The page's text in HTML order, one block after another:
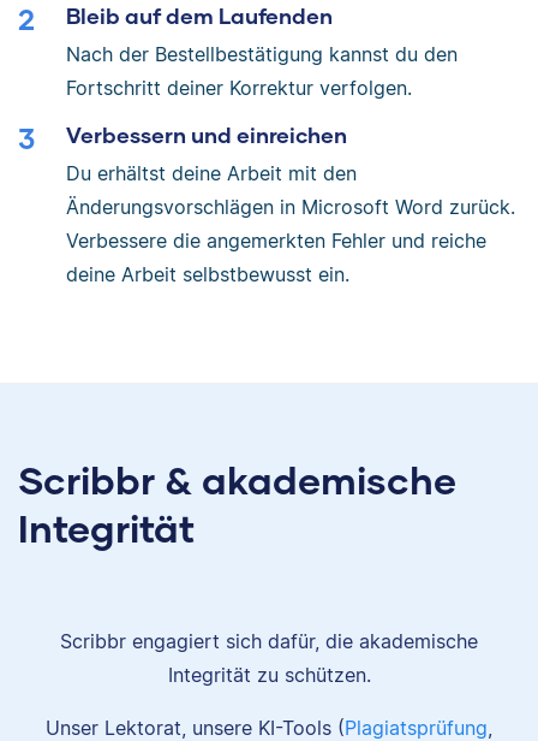
Bleib auf dem Laufenden
Nach der Bestellbestätigung kannst du den
Fortschritt deiner Korrektur verfolgen.
Verbessern und einreichen
Du erhältst deine Arbeit mit den
Änderungsvorschlägen in Microsoft Word zurück.
Verbessere die angemerkten Fehler und reiche
deine Arbeit selbstbewusst ein.
Scribbr & akademische
Integrität
Scribbr engagiert sich dafür, die akademische
Integrität zu schützen.
Unser Lektorat, unsere KI-Tools (Plagiatsprüfung